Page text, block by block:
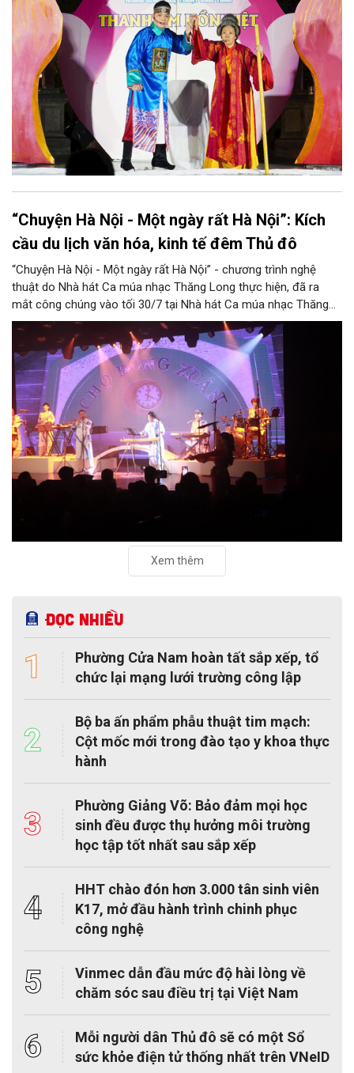
phương Nam, góp phần tạo nên cuộc gặp gỡ nghệ thuật giàu
cảm xúc.
“Chuyện Hà Nội - Một ngày rất Hà Nội”: Kích
cầu du lịch văn hóa, kinh tế đêm Thủ đô
“Chuyện Hà Nội - Một ngày rất Hà Nội” - chương trình nghệ
thuật do Nhà hát Ca múa nhạc Thăng Long thực hiện, đã ra
mắt công chúng vào tối 30/7 tại Nhà hát Ca múa nhạc Thăng
Long (số 31 - 33 phố Lương Văn Can, phường Hoàn Kiếm).
Xem thêm
Đọc nhiều
1
Phường Cửa Nam hoàn tất sắp xếp, tổ
chức lại mạng lưới trường công lập
2
Bộ ba ấn phẩm phẫu thuật tim mạch:
Cột mốc mới trong đào tạo y khoa thực
hành
3
Phường Giảng Võ: Bảo đảm mọi học
sinh đều được thụ hưởng môi trường
học tập tốt nhất sau sắp xếp
4
HHT chào đón hơn 3.000 tân sinh viên
K17, mở đầu hành trình chinh phục
công nghệ
5
Vinmec dẫn đầu mức độ hài lòng về
chăm sóc sau điều trị tại Việt Nam
6
Mỗi người dân Thủ đô sẽ có một Sổ
sức khỏe điện tử thống nhất trên VNeID